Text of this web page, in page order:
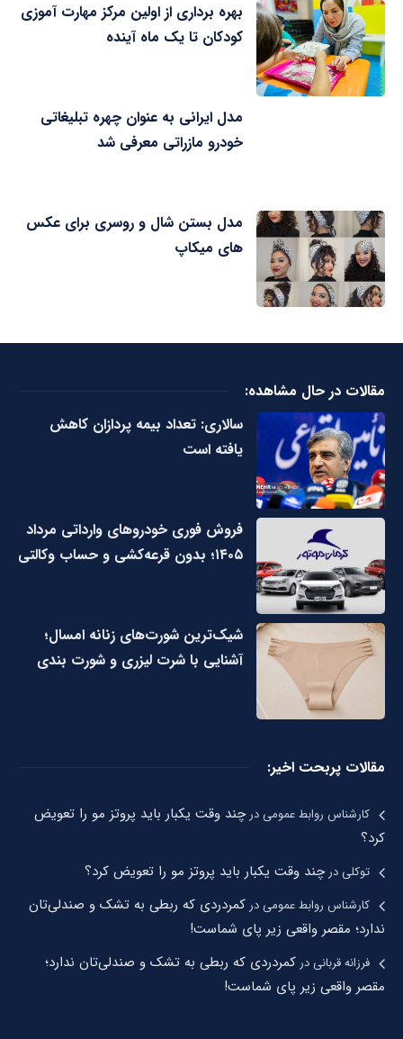
بهره برداری از اولین مرکز مهارت آموزی
کودکان تا یک ماه آینده
مدل ایرانی به عنوان چهره تبلیغاتی
خودرو مازراتی معرفی شد
مدل بستن شال و روسری برای عکس
های میکاپ
مقالات در حال مشاهده:
سالاری: تعداد بیمه پردازان کاهش
یافته است
فروش فوری خودروهای وارداتی مرداد
۱۴۰۵؛ بدون قرعه‌کشی و حساب وکالتی
شیک‌ترین شورت‌های زنانه امسال؛
آشنایی با شرت لیزری و شورت بندی
مقالات پربحت اخیر:
کارشناس روابط عمومیدرچند وقت یکبار باید پروتز مو را تعویض
کرد؟
توکلیدرچند وقت یکبار باید پروتز مو را تعویض کرد؟
کارشناس روابط عمومیدر کمردردی که ربطی به تشک و صندلی‌تان
ندارد؛ مقصر واقعی زیر پای شماست!
فرزانه قربانیدر کمردردی که ربطی به تشک و صندلی‌تان ندارد؛
مقصر واقعی زیر پای شماست!